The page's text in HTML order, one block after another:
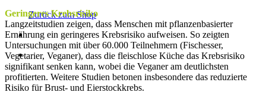
Zurück zum Shop
Geringeres Krebsrisiko
Langzeitstudien zeigen, dass Menschen mit pflanzenbasierter
Ernährung ein geringeres Krebsrisiko aufweisen. So zeigten
Untersuchungen mit über 60.000 Teilnehmern (Fischesser,
Vegetarier, Veganer), dass die fleischlose Küche das Krebsrisiko
signifikant senken kann, wobei die Veganer am deutlichsten
profitierten. Weitere Studien betonen insbesondere das reduzierte
Risiko für Brust- und Eierstockkrebs.